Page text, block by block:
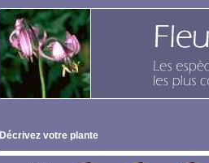
Décrivez votre plante